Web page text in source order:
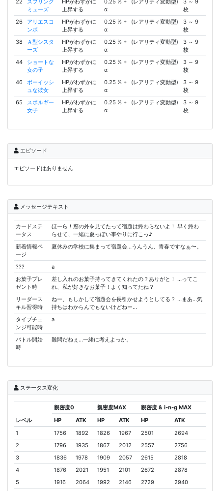
22
スプリング
ミューズ
HPがわずかに
上昇する
0.25 % +
α
(レアリティ変動型)
3 ～ 9
枚
26
アリエスコ
ンボ
HPがわずかに
上昇する
0.25 % +
α
(レアリティ変動型)
3 ～ 9
枚
38
Ａ型シスタ
ーズ
HPがわずかに
上昇する
0.25 % +
α
(レアリティ変動型)
3 ～ 9
枚
44
ショートな
女の子
HPがわずかに
上昇する
0.25 % +
α
(レアリティ変動型)
3 ～ 9
枚
46
ボーイッシ
ュな彼女
HPがわずかに
上昇する
0.25 % +
α
(レアリティ変動型)
3 ～ 9
枚
65
スポルギー
女子
HPがわずかに
上昇する
0.25 % +
α
(レアリティ変動型)
3 ～ 9
枚
エピソード
エピソードはありません
メッセージテキスト
カードステ
ータス
ほーら！窓の外を見てたって宿題は終わらないよ！ 早く終わ
らせて、一緒に夏っぽい事やりに行こっ♪
新着情報ペ
ージ
夏休みの学校に集まって宿題会…うんうん、青春ですなぁ〜。
???
a
お菓子プレ
ゼント時
差し入れのお菓子持ってきてくれたの？ありがと！ …ってこ
れ、私が好きなお菓子！よく知ってたね？
リーダース
キル習得時
ねー、もしかして宿題会を長引かせようとしてる？ …まあ…気
持ちはわからんでもないけどねー…
タイプチェ
ンジ可能時
a
バトル開始
時
難問だねぇ…一緒に考えよっか。
ステータス変化
レベル
親密度0 親密度MAX
親密度 & i-n-g MAX
HP
ATK HP ATK HP
ATK
1
1756 1892 1826 1967 2501
2694
2
1796 1935 1867 2012 2557
2756
3
1836 1978 1909 2057 2615
2818
4
1876 2021 1951 2101 2672
2878
5
1916 2064 1992 2146 2729 2940